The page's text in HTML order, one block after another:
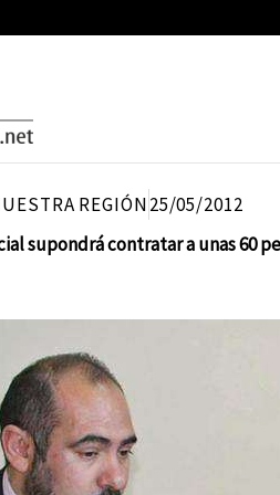
REGIÓN25/05/2012
supondrá contratar a unas 60